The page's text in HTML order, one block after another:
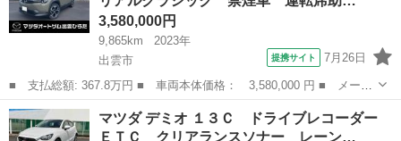
3,580,000円
9,865km
2023年
出雲市
提携サイト 7月26日
■ 支払総額: 367.8万円 ■ 車両本体価格： 3,580,000 円 ■ メーカ
ー名： マツダ ■ 車種名： ＭＸ－３０ロータリーＥＶ ■ グレー
ド名： インダストリアルクラシック 禁煙車 運転席助手席シート
島根 出雲市 マツダ
マツダ デミオ １３Ｃ ドライブレコーダー
ＥＴＣ クリアランスソナー レーン…